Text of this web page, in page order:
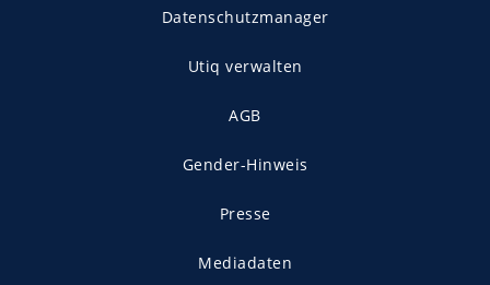
Datenschutzmanager
Utiq verwalten
AGB
Gender-Hinweis
Presse
Mediadaten